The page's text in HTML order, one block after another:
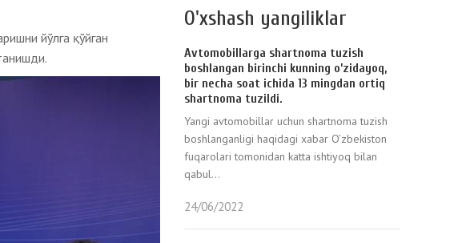
йўлга қўйган
O'xshash yangiliklar
Avtomobillarga shartnoma tuzish
boshlangan birinchi kunning o’zidayoq,
bir necha soat ichida 13 mingdan ortiq
shartnoma tuzildi.
Yangi avtomobillar uchun shartnoma tuzish
boshlanganligi haqidagi xabar O’zbekiston
fuqarolari tomonidan katta ishtiyoq bilan
qabul...
24/06/2022